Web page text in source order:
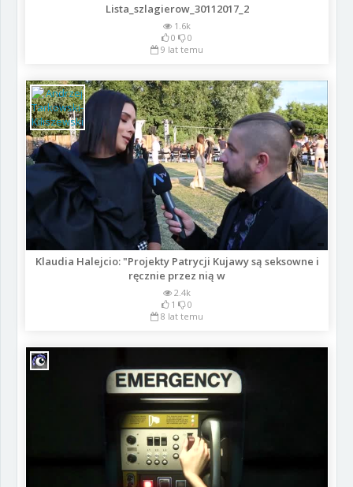
Lista_szlagierow_30112017_2
1.6k
0
0
9 lat temu
Klaudia Halejcio: "Projekty Patrycji Kujawy są seksowne i
ręcznie przez nią w
2.4k
1
0
8 lat temu